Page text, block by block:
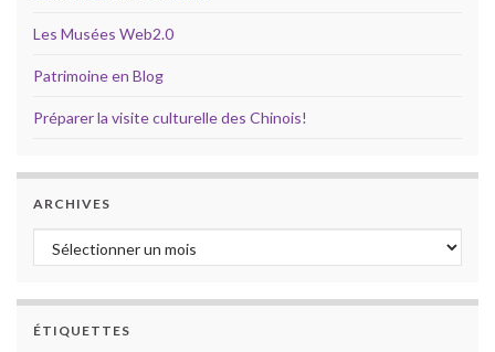
Les Musées Web2.0
Patrimoine en Blog
Préparer la visite culturelle des Chinois!
ARCHIVES
Archives
ÉTIQUETTES